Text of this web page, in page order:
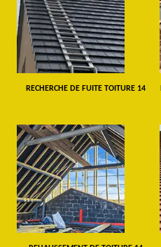
RECHERCHE DE FUITE TOITURE 14